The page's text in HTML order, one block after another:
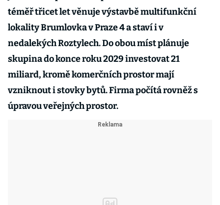
téměř třicet let věnuje výstavbě multifunkční
lokality Brumlovka v Praze 4 a staví i v
nedalekých Roztylech. Do obou míst plánuje
skupina do konce roku 2029 investovat 21
miliard, kromě komerčních prostor mají
vzniknout i stovky bytů. Firma počítá rovněž s
úpravou veřejných prostor.